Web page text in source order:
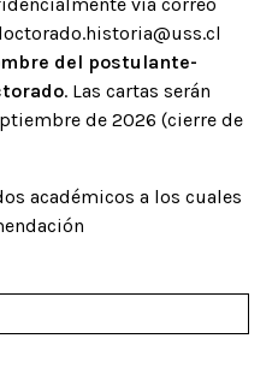
del postulante-
. Las cartas serán
de 2026 (cierre de
académicos a los cuales